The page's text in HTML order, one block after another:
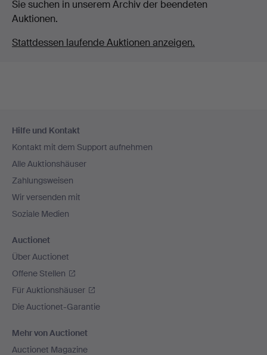
Sie suchen in unserem Archiv der beendeten
Auktionen.
Stattdessen laufende Auktionen anzeigen.
Navigation
Hilfe und Kontakt
Kontakt mit dem Support aufnehmen
Alle Auktionshäuser
Zahlungsweisen
Wir versenden mit
Soziale Medien
Auctionet
Über Auctionet
Offene Stellen
Für Auktionshäuser
Die Auctionet-Garantie
Mehr von Auctionet
Auctionet Magazine